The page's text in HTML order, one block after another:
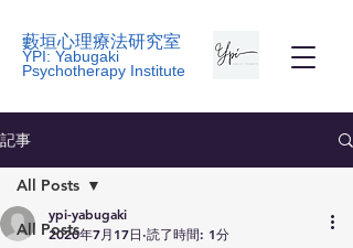
藪垣心理療法研究室
YPI: Yabugaki
Psychotherapy Institute
記事
All Posts
All Posts
ypi-yabugaki
2020年7月17日 読了時間: 1分